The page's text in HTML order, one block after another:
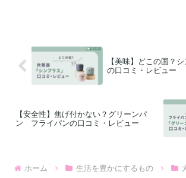
【美味】どこの国？
の口コミ・レビュー
【安全性】焦げ付かない？グリーンパ
ン フライパンの口コミ・レビュー
ホーム 生活を豊かにするもの